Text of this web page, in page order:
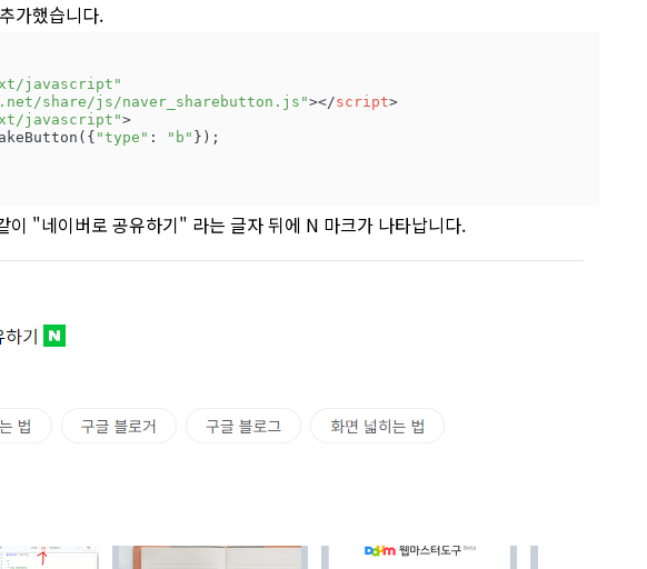
가했습니다.
javascript"
share/js/naver_sharebutton.js"></script>
javascript">
"type" : "b" });
이 "네이버로 공유하기" 라는 글자 뒤에 N 마크가 나타납니다.